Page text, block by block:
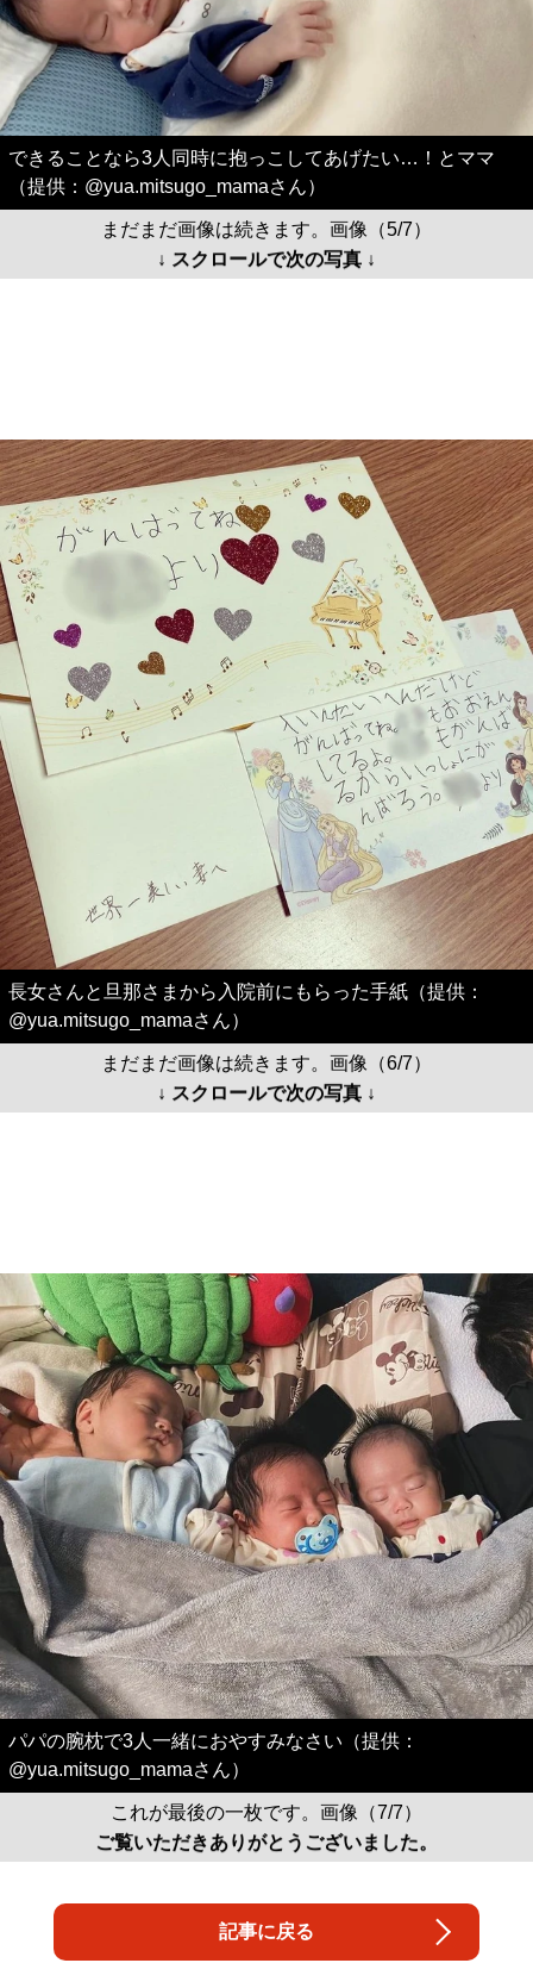
できることなら3人同時に抱っこしてあげたい…！とママ
（提供：@yua.mitsugo_mamaさん）
まだまだ画像は続きます。画像（5/7）
↓ スクロールで次の写真 ↓
長女さんと旦那さまから入院前にもらった手紙（提供：
@yua.mitsugo_mamaさん）
まだまだ画像は続きます。画像（6/7）
↓ スクロールで次の写真 ↓
パパの腕枕で3人一緒におやすみなさい（提供：
@yua.mitsugo_mamaさん）
これが最後の一枚です。画像（7/7）
ご覧いただきありがとうございました。
記事に戻る